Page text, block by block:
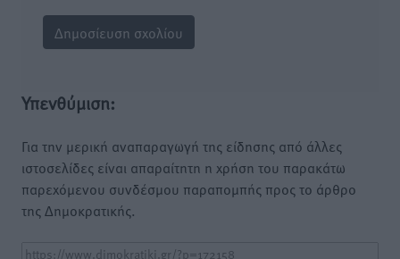
Υπενθύμιση:
Για την μερική αναπαραγωγή της είδησης από άλλες
ιστοσελίδες είναι απαραίτητη η χρήση του παρακάτω
παρεχόμενου συνδέσμου παραπομπής προς το άρθρο
της Δημοκρατικής.